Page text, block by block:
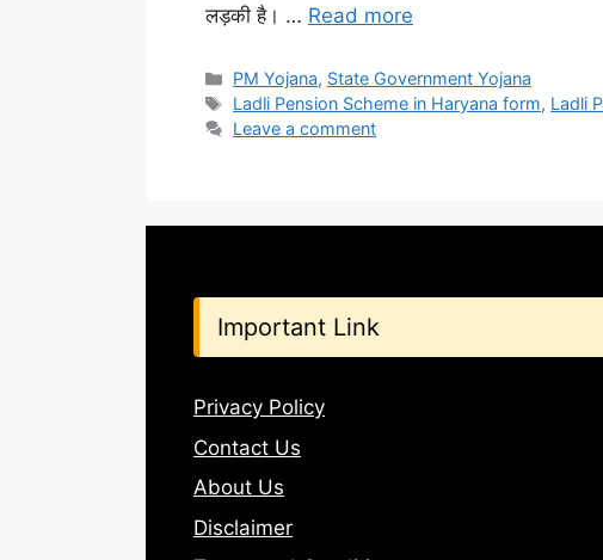
लड़की है। … Read more
Categories
PM Yojana, State Government Yojana
Tags
Ladli Pension Scheme in Haryana form, Ladli
Leave a comment
Important Link
Privacy Policy
Contact Us
About Us
Disclaimer